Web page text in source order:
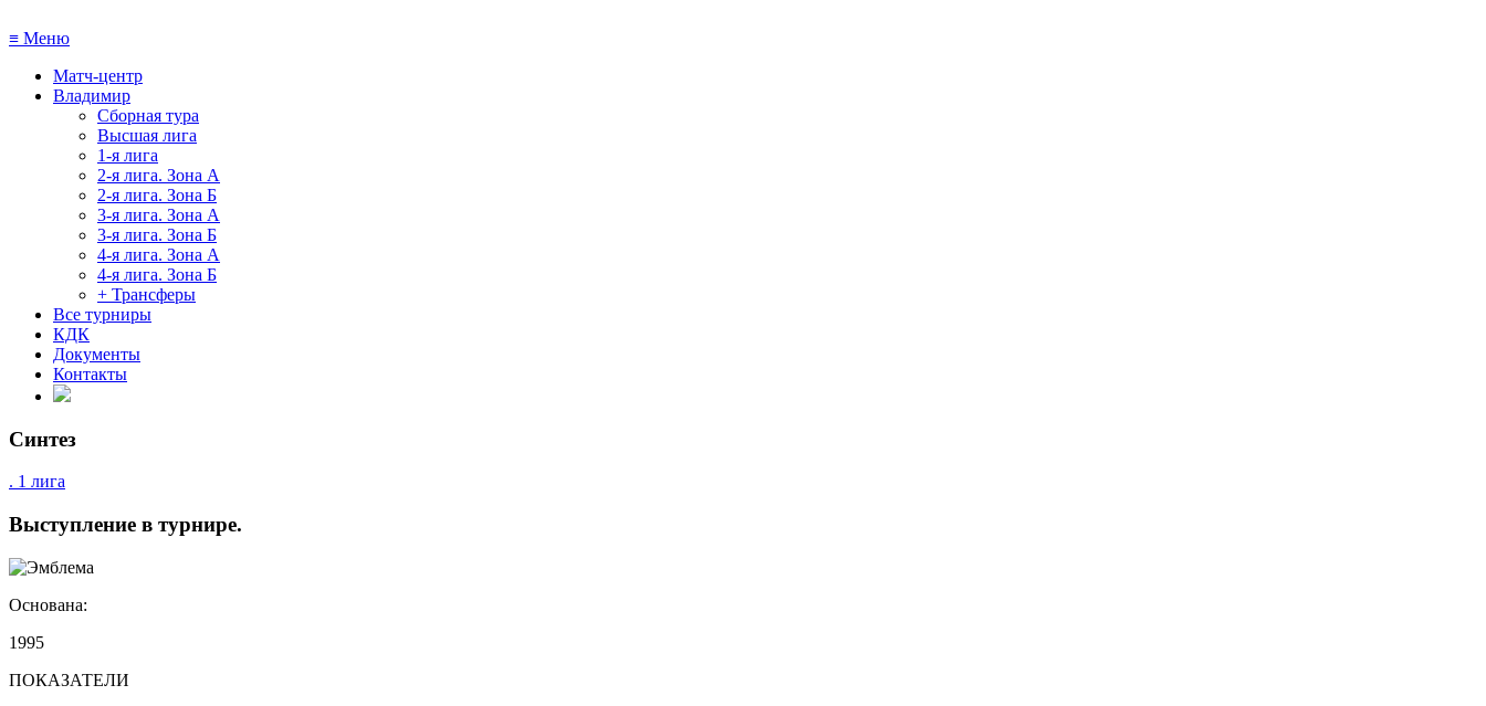
≡ Меню
Матч-центр
Владимир
Сборная тура
Высшая лига
1-я лига
2-я лига. Зона А
2-я лига. Зона Б
3-я лига. Зона А
3-я лига. Зона Б
4-я лига. Зона А
4-я лига. Зона Б
+ Трансферы
Все турниры
КДК
Документы
Контакты
Синтез
. 1 лига
Выступление в турнире.
Основана:
1995
ПОКАЗАТЕЛИ